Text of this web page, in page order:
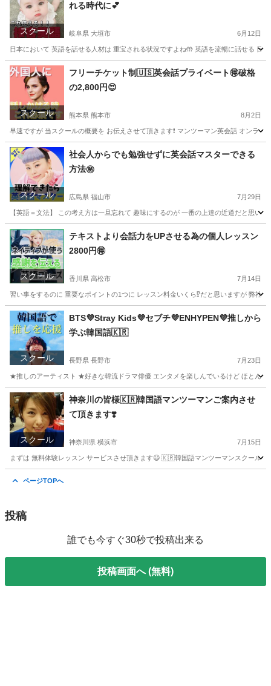
スクール
れる時代に💕
岐阜県 大垣市 6月12日
日本において 英語を話せる人材は 重宝される状況ですよね🤲 英語を流暢に話せる 日
岐阜 大垣市 英会話 レッスン
スクール
フリーチケット制🇺🇸英会話プライベート🉐破格
の2,800円😍
熊本県 熊本市 8月2日
早速ですが 当スクールの概要を お伝えさせて頂きます❗️ マンツーマン英会話 オンラ
熊本 熊本市 英会話 レッスン
スクール
社会人からでも勉強せずに英会話マスターできる
方法㊙️
広島県 福山市 7月29日
【英語＝文法】 この考え方は一旦忘れて 趣味にするのが 一番の上達の近道だと思い
広島 福山市 英会話 レッスン
スクール
テキストより会話力をUPさせる為の個人レッスン
2800円🉐
香川県 高松市 7月14日
習い事をするのに 重要なポイントの1つに レッスン料金いくら⁉️だと思いますが 弊社
香川 高松市 英会話
スクール
BTS💜Stray Kids💜セブチ💜ENHYPEN💜推しから
学ぶ韓国語🇰🇷
長野県 長野市 7月23日
★推しのアーティスト ★好きな韓流ドラマ俳優 エンタメを楽しんでいるけど ほとん
長野 長野市 韓国語 BTS
スクール
神奈川の皆様🇰🇷韓国語マンツーマンご案内させ
て頂きます❣️
神奈川県 横浜市 7月15日
まずは 無料体験レッスン サービスさせ頂きます😃 🇰🇷韓国語マンツーマンスクール
ページTOPへ
投稿
誰でも今すぐ30秒で投稿出来る
投稿画面へ (無料)